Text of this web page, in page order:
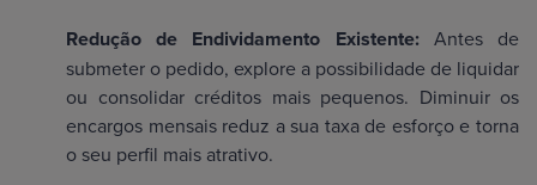
Redução de Endividamento Existente: Antes de
submeter o pedido, explore a possibilidade de liquidar
ou consolidar créditos mais pequenos. Diminuir os
encargos mensais reduz a sua taxa de esforço e torna
o seu perfil mais atrativo.